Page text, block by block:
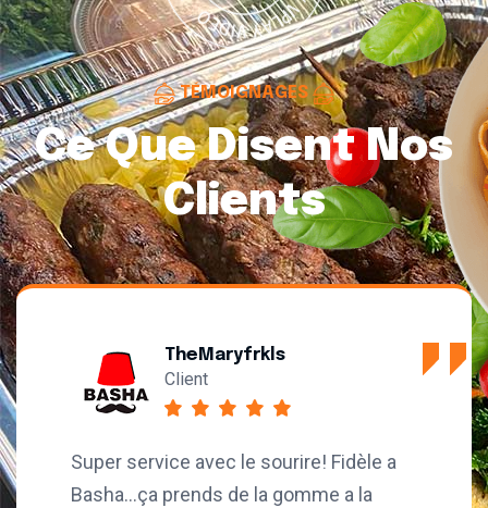
TÉMOIGNAGES
Ce Que Disent Nos
Clients
TheMaryfrkls
service avec le sourire! Fidèle a
prends de la gomme a la